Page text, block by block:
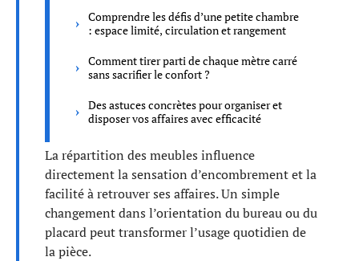
Comprendre les défis d’une petite chambre
: espace limité, circulation et rangement
Comment tirer parti de chaque mètre carré
sans sacrifier le confort ?
Des astuces concrètes pour organiser et
disposer vos affaires avec efficacité
La répartition des meubles influence
directement la sensation d’encombrement et la
facilité à retrouver ses affaires. Un simple
changement dans l’orientation du bureau ou du
placard peut transformer l’usage quotidien de
la pièce.